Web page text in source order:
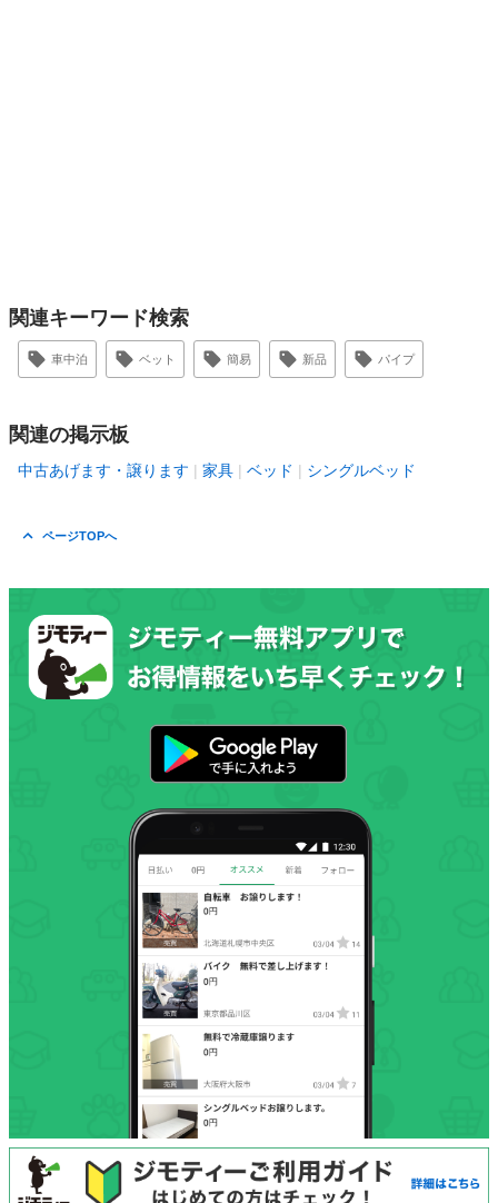
関連キーワード検索
車中泊 ベット 簡易 新品 パイプ
関連の掲示板
中古あげます・譲ります 家具 ベッド シングルベッド
ページTOPへ